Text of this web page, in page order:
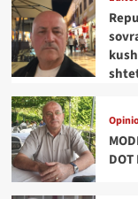
DOT